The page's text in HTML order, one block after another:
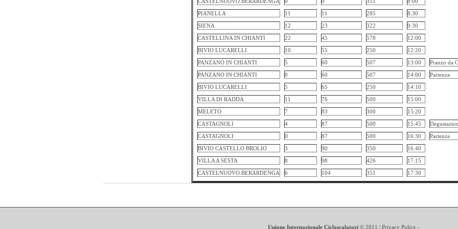
PIANELLA
11 11 285
8:30
SIENA
12 23 322
9:30
CASTELLINA IN CHIANTI
22 45 578
12:00
BIVIO LUCARELLI
10 55 250
12:20
PANZANO IN CHIANTI
5 60 507 13:00
Pranzo da
PANZANO IN CHIANTI
0 60 507 14:00
Partenza
BIVIO LUCARELLI
5 65 250
14:10
VILLA DI RADDA
11 76 500
15:00
MELETO
7 83 300
15:20
CASTAGNOLI
4 87 500 15:45
CASTAGNOLI
0 87 500 16:30
Partenza
BIVIO CASTELLO BROLIO
3 90 350
16:40
VILLA A SESTA
8 98 426
17:15
CASTELNUOVO BERARDENGA
6 104 351 17:30
Unione Internazionale Cicloscalatori© 2011 | Privacy Policy -